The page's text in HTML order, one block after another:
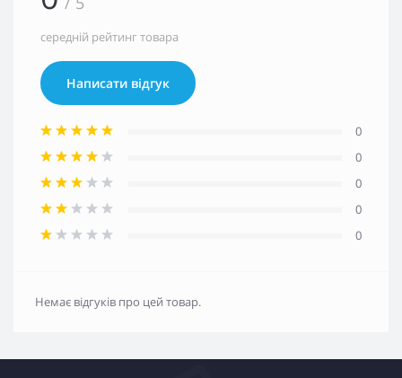
середній рейтинг товара
Написати відгук
0
0
0
0
0
Немає відгуків про цей товар.